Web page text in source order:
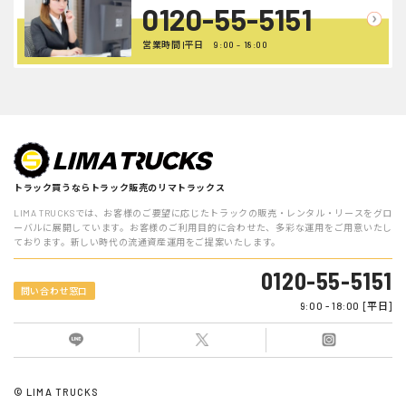
0120-55-5151
営業時間 |平日 9:00 - 18:00
トラック買うならトラック販売のリマトラックス
LIMA TRUCKSでは、お客様のご要望に応じたトラックの販売・レンタル・リースをグロ
ーバルに展開しています。お客様のご利用目的に合わせた、多彩な運用をご用意いたし
ております。新しい時代の流通資産運用をご提案いたします。
問い合わせ窓口 0120-55-5151
9:00 - 18:00 [平日]
© LIMA TRUCKS